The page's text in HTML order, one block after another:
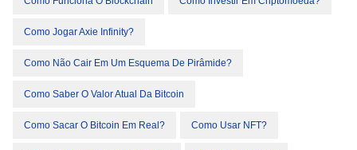
Como Jogar Axie Infinity?
Como Não Cair Em Um Esquema De Pirâmide?
Como Saber O Valor Atual Da Bitcoin
Como Sacar O Bitcoin Em Real? Como Usar NFT?